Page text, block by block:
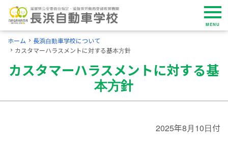
MENU
ホーム
長浜自動車学校について
カスタマーハラスメントに対する基本方針
カスタマーハラスメントに対する基
本方針
2025年8月10日付